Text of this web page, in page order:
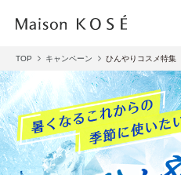
TOP キャンペーン ひんやりコスメ特集